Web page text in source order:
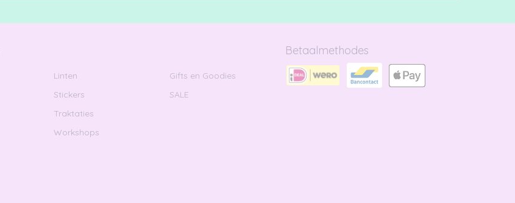
Linten
Stickers
Traktaties
Workshops
Gifts en Goodies
SALE
Betaalmethodes